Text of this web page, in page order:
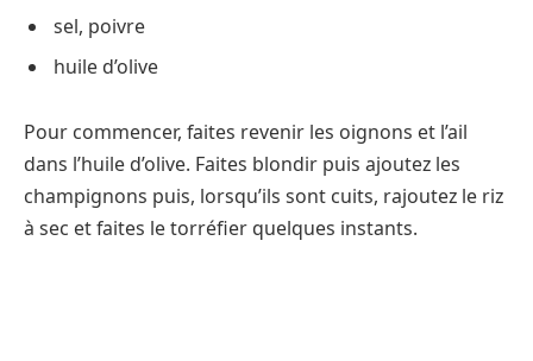
sel, poivre
huile d’olive
Pour commencer, faites revenir les oignons et l’ail
dans l’huile d’olive. Faites blondir puis ajoutez les
champignons puis, lorsqu’ils sont cuits, rajoutez le riz
à sec et faites le torréfier quelques instants.